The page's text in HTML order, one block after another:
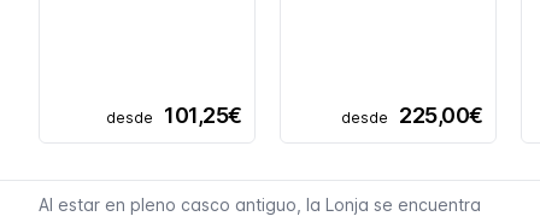
desde 101,25€ desde 225,00€
Al estar en pleno casco antiguo, la Lonja se encuentra